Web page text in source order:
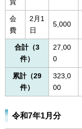
賛
会
費
2月1
日
5,000
合計（3
件）
27,00
0
累計（29
件）
323,0
00
令和7年1月分